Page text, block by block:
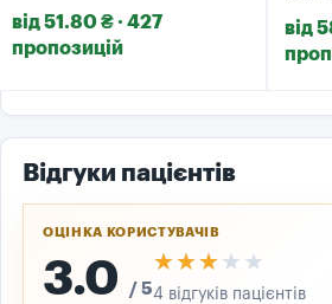
від 51.80 ₴ · 427
пропозицій
від
Відгуки пацієнтів
ОЦІНКА КОРИСТУВАЧІВ
3.0 / 5
★★★★★
★★★★★
4 відгуків пацієнтів